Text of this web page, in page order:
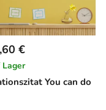
You can do
€